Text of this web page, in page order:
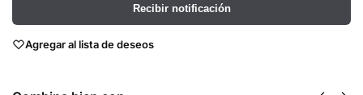
Recibir notificación
Agregar al lista de deseos